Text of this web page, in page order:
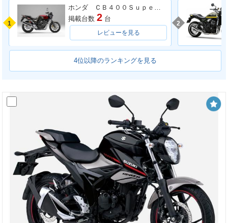
1
掲載台数 2 台
レビューを見る
2
4位以降のランキングを見る